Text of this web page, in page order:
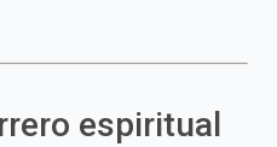
espiritual